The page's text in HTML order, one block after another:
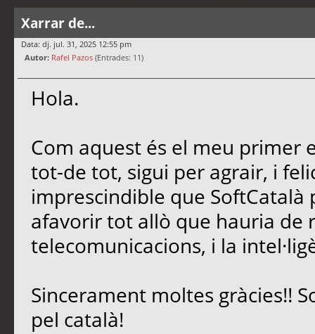
Xarrar de...
Data: dj. jul. 31, 2025 12:55 pm
Autor: Rafel Pazos (Entrades: 11)
Hola.
Com aquest és el meu primer
tot-de tot, sigui per agrair, i
imprescindible que SoftCatalà
afavorir tot allò que hauria de
telecomunicacions, i la
Sincerament moltes gràcies!!
pel català!